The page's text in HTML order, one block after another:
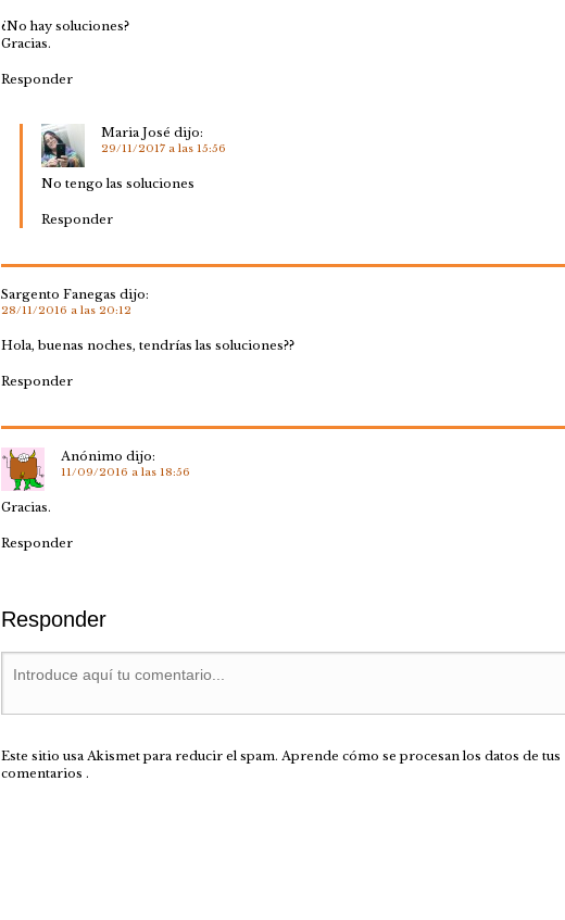
¿No hay soluciones?
Gracias.
Responder
Maria José dijo:
29/11/2017 a las 15:56
No tengo las soluciones
Responder
Sargento Fanegas dijo:
28/11/2016 a las 20:12
Hola, buenas noches, tendrías las soluciones??
Responder
Anónimo dijo:
11/09/2016 a las 18:56
Gracias.
Responder
Responder
Este sitio usa Akismet para reducir el spam. Aprende cómo se procesan los datos de tus
comentarios .